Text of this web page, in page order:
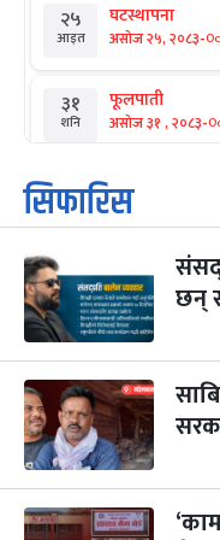
२५
आइत
घटस्थापना
असोज २५, २०८३-
३१
शनि
फूलपाती
असोज ३१ , २०८३-
१
आइत
कार्तिक सङ्क्रान्ति
कार्तिक १, २०८३
३
मंगल
महानवमी
कार्तिक ३, २०८३-
४
बुध कार्तिक ४, २०८३ -
५
बिहि
पापा‌ङ्कुशा एकादशी
कार्तिक ५, २०८३
२२ कुकुर तिहार
सिफारिस
छन्